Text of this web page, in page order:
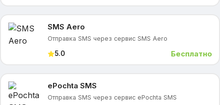
SMS Aero
Отправка SMS через сервис SMS Aero
5.0 Бесплатно
ePochta SMS
Отправка SMS через сервис ePochta SMS